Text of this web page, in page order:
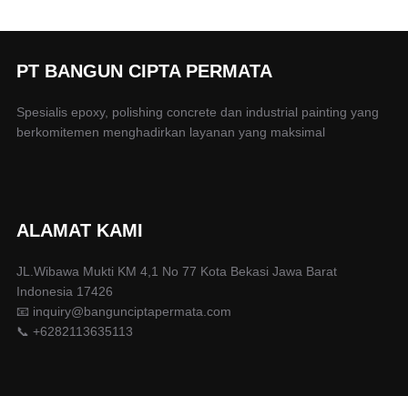
PT BANGUN CIPTA PERMATA
Spesialis epoxy, polishing concrete dan industrial painting yang
berkomitemen menghadirkan layanan yang maksimal
ALAMAT KAMI
JL.Wibawa Mukti KM 4,1 No 77 Kota Bekasi Jawa Barat
Indonesia 17426
📧 inquiry@bangunciptapermata.com
📞 +6282113635113